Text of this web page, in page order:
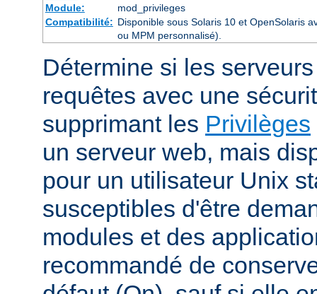
Module:
mod_privileges
Compatibilité: Disponible sous Solaris 10 et OpenSolaris
ou MPM personnalisé).
Détermine si les
requêtes avec une
supprimant les Privilèges
un serveur web, mais
pour un utilisateur Unix
susceptibles d'être
modules et des
recommandé de